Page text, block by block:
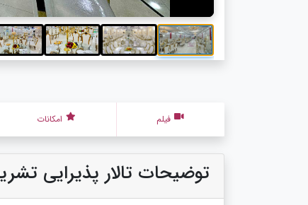
فیلم امکانات
توضیحات تالار پذیرایی